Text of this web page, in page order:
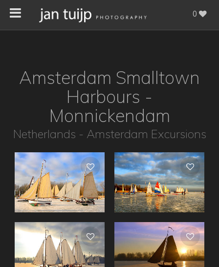
0
Amsterdam Smalltown
Harbours -
Monnickendam
Netherlands - Amsterdam Excursions